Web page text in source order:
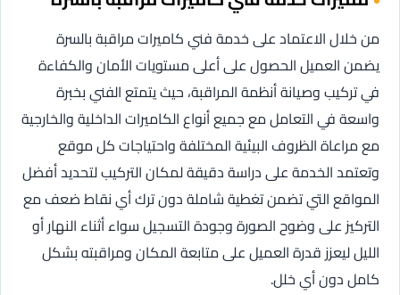
من خلال الاعتماد على خدمة فني كاميرات مراقبة بالسرة
يضمن العميل الحصول على أعلى مستويات الأمان والكفاءة
في تركيب وصيانة أنظمة المراقبة، حيث يتمتع الفني بخبرة
واسعة في التعامل مع جميع أنواع الكاميرات الداخلية والخارجية
مع مراعاة الظروف البيئية المختلفة واحتياجات كل موقع
وتعتمد الخدمة على دراسة دقيقة لمكان التركيب لتحديد أفضل
المواقع التي تضمن تغطية شاملة دون ترك أي نقاط ضعف مع
التركيز على وضوح الصورة وجودة التسجيل سواء أثناء النهار أو
الليل ليعزز قدرة العميل على متابعة المكان ومراقبته بشكل
كامل دون أي خلل.